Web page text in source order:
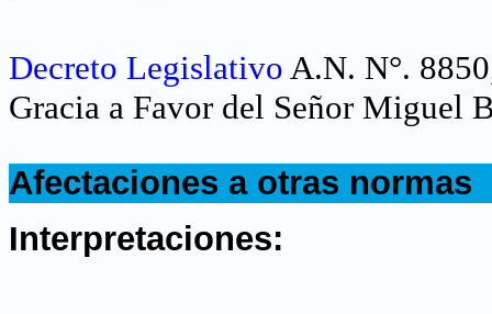
Decreto Legislativo A.N. N°.
Gracia a Favor del Señor Miguel
Afectaciones a otras normas
Interpretaciones: